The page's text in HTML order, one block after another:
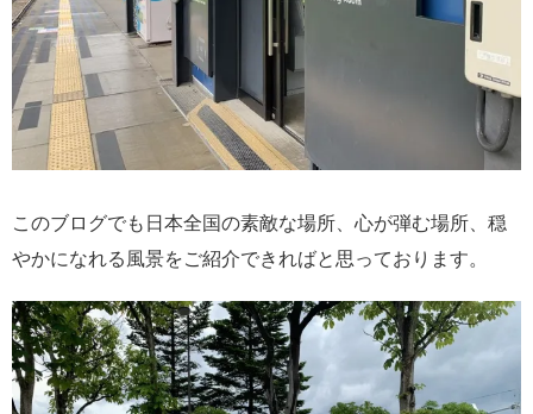
このブログでも日本全国の素敵な場所、心が弾む場所、穏
やかになれる風景をご紹介できればと思っております。